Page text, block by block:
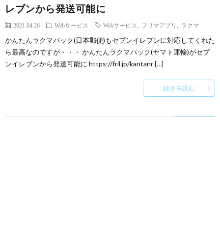
レブンから発送可能に
2021.04.26 Webサービス Webサービス フリマアプリ ラクマ
かんたんラクマパック(日本郵便)もセブンイレブンに対応してくれた
ら最高なのですが・・・ かんたんラクマパック(ヤマト運輸)がセブ
ンイレブンから発送可能に https://fril.jp/kantanr […]
続きを読む